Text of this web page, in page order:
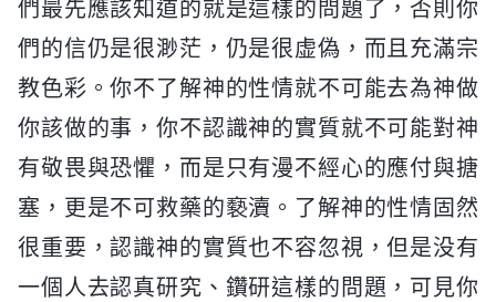
們最先應該知道的就是這樣的問題了，否則你
們的信仍是很渺茫，仍是很虚偽，而且充滿宗
教色彩。你不了解神的性情就不可能去為神做
你該做的事，你不認識神的實質就不可能對神
有敬畏與恐懼，而是只有漫不經心的應付與搪
塞，更是不可救藥的褻瀆。了解神的性情固然
很重要，認識神的實質也不容忽視，但是没有
一個人去認真研究、鑽研這樣的問題，可見你